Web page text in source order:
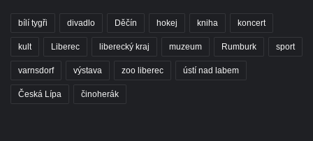
bílí tygři divadlo Děčín hokej kniha koncert
kult Liberec liberecký kraj muzeum Rumburk sport
varnsdorf výstava zoo liberec ústí nad labem
Česká Lípa činoherák